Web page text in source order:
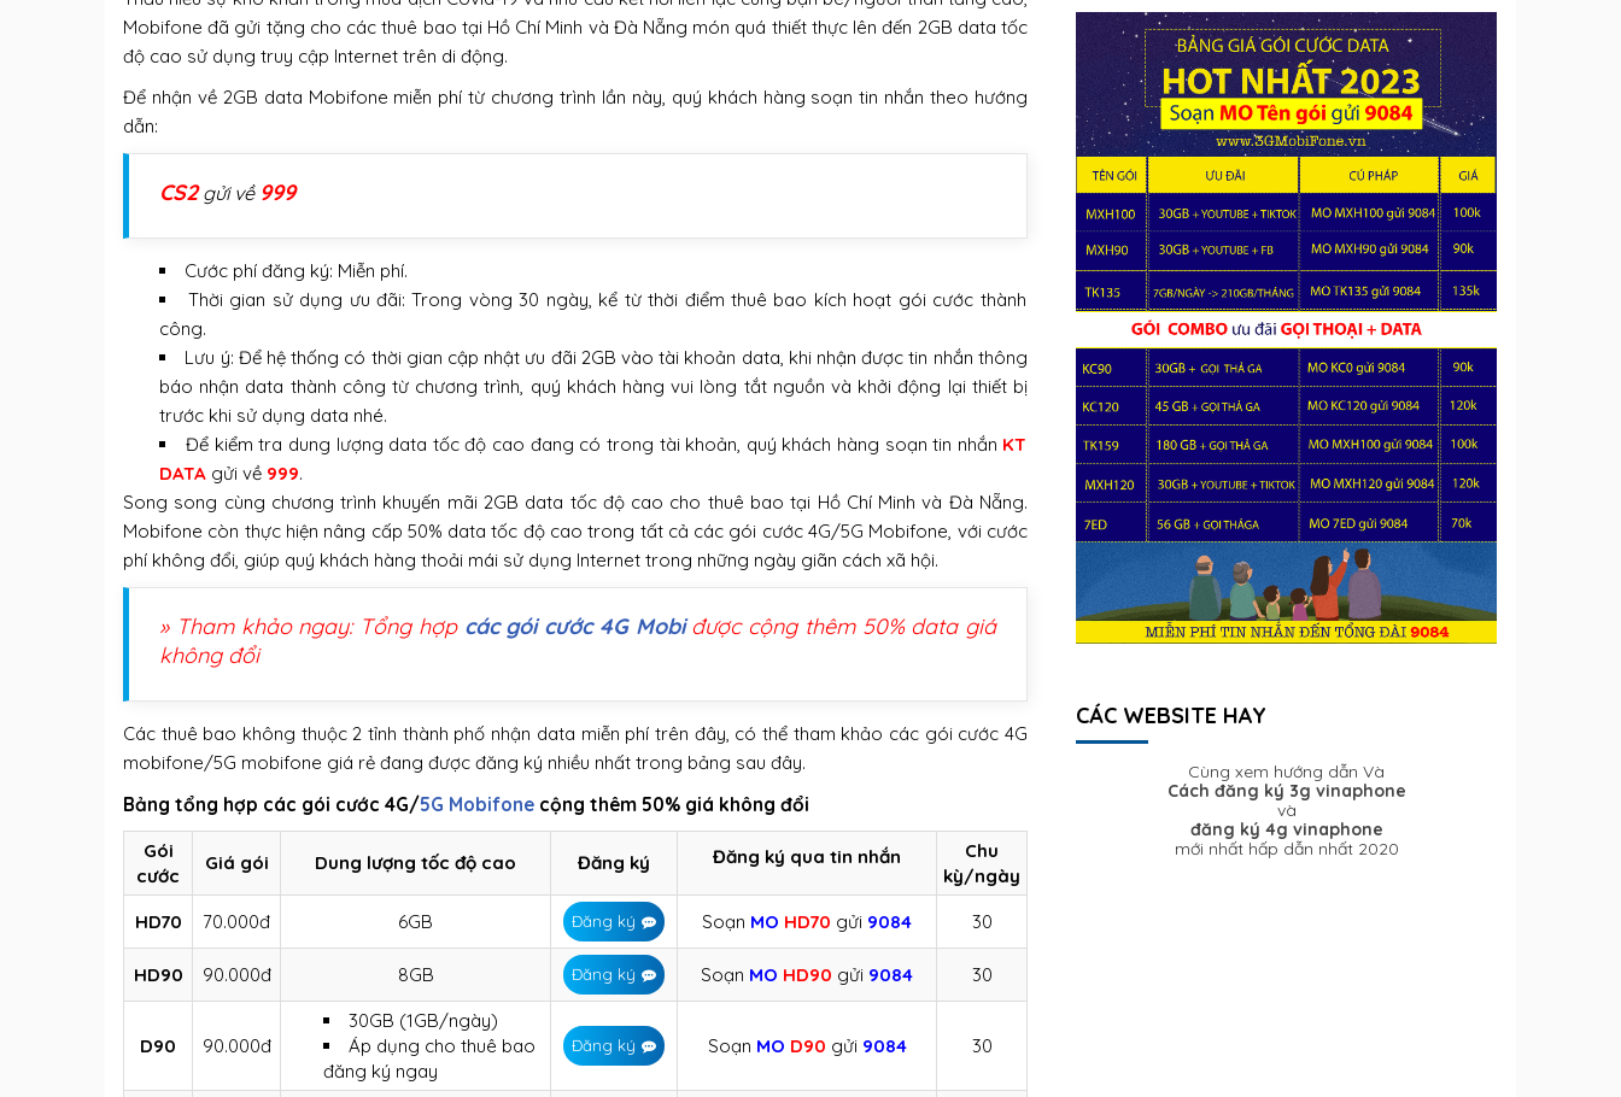
Mobifone đã gửi tặng cho các thuê bao tại Hồ Chí Minh và Đà Nẵng món quá thiết thực lên đến 2GB data tốc
độ cao sử dụng truy cập Internet trên di động.
Để nhận về 2GB data Mobifone miễn phí từ chương trình lần này, quý khách hàng soạn tin nhắn theo hướng
dẫn:
CS2gửi về 999
Cước phí đăng ký: Miễn phí.
Thời gian sử dụng ưu đãi: Trong vòng 30 ngày, kể từ thời điểm thuê bao kích hoạt gói cước thành
công.
Lưu ý: Để hệ thống có thời gian cập nhật ưu đãi 2GB vào tài khoản data, khi nhận được tin nhắn thông
báo nhận data thành công từ chương trình, quý khách hàng vui lòng tắt nguồn và khởi động lại thiết bị
trước khi sử dụng data nhé.
Để kiểm tra dung lượng data tốc độ cao đang có trong tài khoản, quý khách hàng soạn tin nhắn KT
DATA gửi về 999.
Song song cùng chương trình khuyến mãi 2GB data tốc độ cao cho thuê bao tại Hồ Chí Minh và Đà Nẵng.
Mobifone còn thực hiện nâng cấp 50% data tốc độ cao trong tất cả các gói cước 4G/5G Mobifone, với cước
phí không đổi, giúp quý khách hàng thoải mái sử dụng Internet trong những ngày giãn cách xã hội.
» Tham khảo ngay: Tổng hợp các gói cước 4G Mobiđược cộng thêm 50% data giá
không đổi
Các thuê bao không thuộc 2 tỉnh thành phố nhận data miễn phí trên đây, có thể tham khảo các gói cước 4G
mobifone/5G mobifone giá rẻ đang được đăng ký nhiều nhất trong bảng sau đây.
Bảng tổng hợp các gói cước 4G/5G Mobifone cộng thêm 50% giá không đổi
Gói
cước
Giá gói Dung lượng tốc độ cao Đăng ký Đăng ký qua tin nhắn
Chu
kỳ/ngày
HD70
70.000đ 6GB Đăng ký Soạn MO HD70 gửi 9084 30
HD90 90.000đ 8GB Đăng ký Soạn MO HD90 gửi 9084 30
D90 90.000đ
30GB (1GB/ngày)
Áp dụng cho thuê bao
đăng ký ngay
Đăng ký Soạn MO D90 gửi 9084 30
CÁC WEBSITE HAY
Cùng xem hướng dẫn Và
Cách đăng ký 3g vinaphone
và
đăng ký 4g vinaphone
mới nhất hấp dẫn nhất 2020